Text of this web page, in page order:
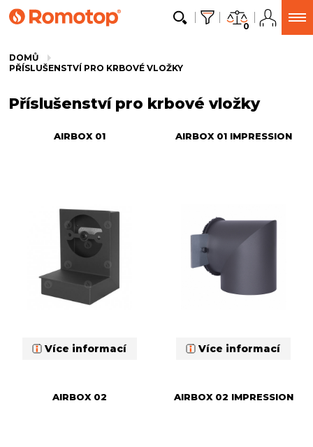
0
DOMŮ
PŘÍSLUŠENSTVÍ PRO KRBOVÉ VLOŽKY
Příslušenství pro krbové vložky
AIRBOX 01
Více informací
AIRBOX 01 IMPRESSION
Více informací
AIRBOX 02 AIRBOX 02 IMPRESSION